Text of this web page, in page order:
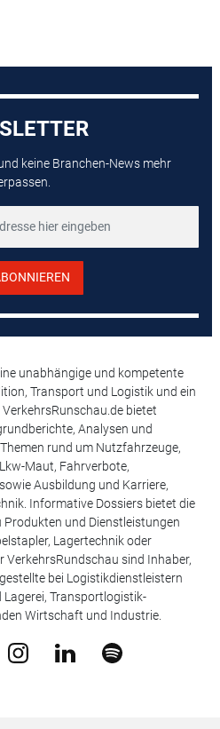
keine Branchen-News mehr
unabhängige und kompetente
Transport und Logistik und ein
bietet
Analysen und
rund um Nutzfahrzeuge,
Maut, Fahrverbote,
Ausbildung und Karriere,
Informative Dossiers bietet die
und Dienstleistungen
Lagertechnik oder
VerkehrsRundschau sind Inhaber,
bei Logistikdienstleistern
Transportlogistik-
Wirtschaft und Industrie.